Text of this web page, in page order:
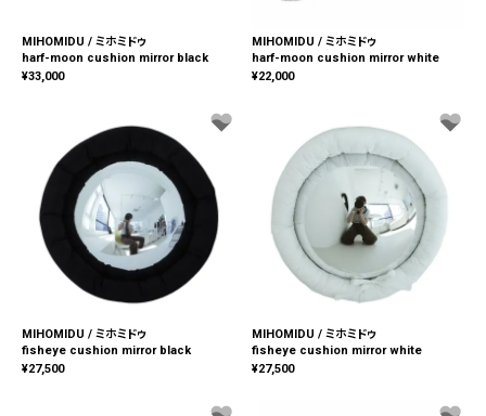
MIHOMIDU / ミホミドゥ
harf-moon cushion mirror black
¥33,000
MIHOMIDU / ミホミドゥ
harf-moon cushion mirror white
¥22,000
MIHOMIDU / ミホミドゥ
fisheye cushion mirror black
¥27,500
MIHOMIDU / ミホミドゥ
fisheye cushion mirror white
¥27,500